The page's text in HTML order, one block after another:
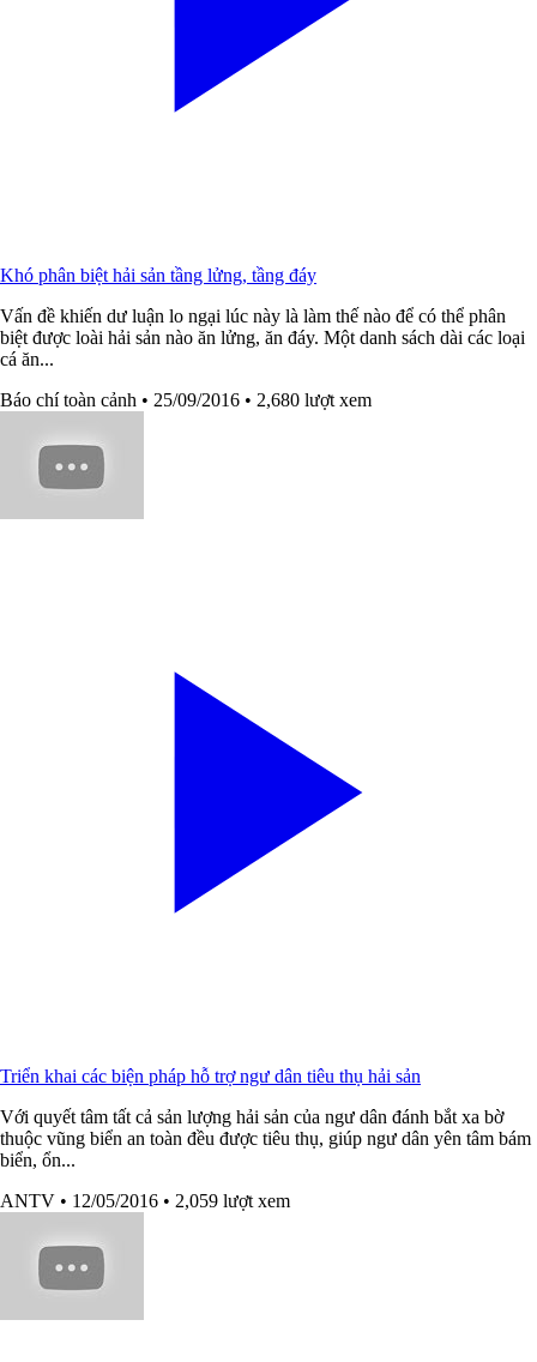
Khó phân biệt hải sản tầng lửng, tầng đáy
Vấn đề khiến dư luận lo ngại lúc này là làm thế nào để có thể phân
biệt được loài hải sản nào ăn lửng, ăn đáy. Một danh sách dài các loại
cá ăn...
Báo chí toàn cảnh • 25/09/2016 • 2,680 lượt xem
Triển khai các biện pháp hỗ trợ ngư dân tiêu thụ hải sản
Với quyết tâm tất cả sản lượng hải sản của ngư dân đánh bắt xa bờ
thuộc vũng biển an toàn đều được tiêu thụ, giúp ngư dân yên tâm bám
biển, ổn...
ANTV • 12/05/2016 • 2,059 lượt xem